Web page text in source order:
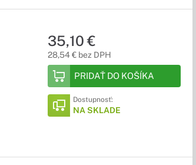
35,10 €
28,54 € bez DPH
PRIDAŤ DO KOŠÍKA
Dostupnosť:
NA SKLADE